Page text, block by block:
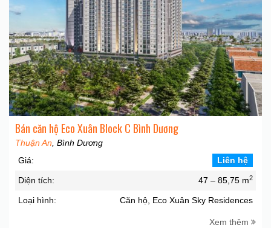
Bán căn hộ Eco Xuân Block C Bình Dương
Thuận An , Bình Dương
Giá:
Liên hệ
Diện tích: 47 – 85,75 m2
Loại hình: Căn hộ, Eco Xuân Sky Residences
Xem thêm